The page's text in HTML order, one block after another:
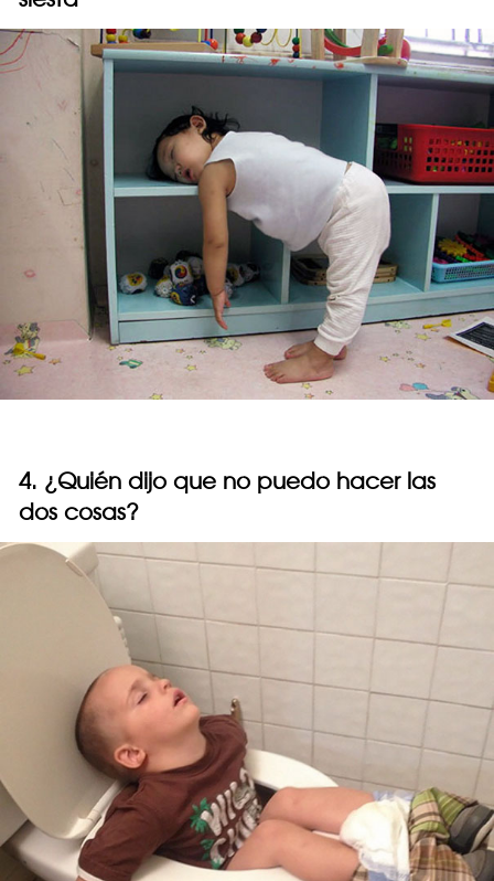
4. ¿Quién dijo que no puedo hacer las
dos cosas?